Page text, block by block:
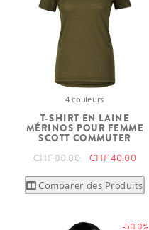
4 couleurs
T-SHIRT EN LAINE
MÉRINOS POUR FEMME
SCOTT COMMUTER
CHF 80.00 CHF 40.00
Comparer des Produits
-50.0%